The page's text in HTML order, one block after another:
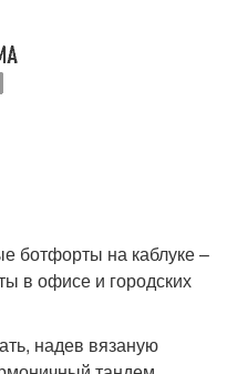
ботфорты на каблуке –
в офисе и городских
надев вязаную